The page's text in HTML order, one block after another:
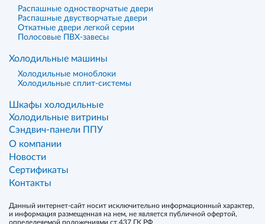
Распашные одностворчатые двери
Распашные двустворчатые двери
Откатные двери легкой серии
Полосовые ПВХ-завесы
Холодильные машины
Холодильные моноблоки
Холодильные сплит-системы
Шкафы холодильные
Холодильные витрины
Сэндвич-панели ППУ
О компании
Новости
Сертификаты
Контакты
Данный интернет-сайт носит исключительно информационный характер,
и информация размещенная на нем, не является публичной офертой,
определеяемой положениями ст.437 ГК РФ